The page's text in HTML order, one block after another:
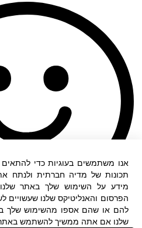
אנו משתמשים בעוגיות כדי
תכונות של מדיה חברתית ולנתח
מידע על השימוש שלך באתר
הפרסום והאנליטיקס שלנו
להם או שהם אספו מהשימוש שלך
שלנו אם אתה ממשיך להשתמש באתר